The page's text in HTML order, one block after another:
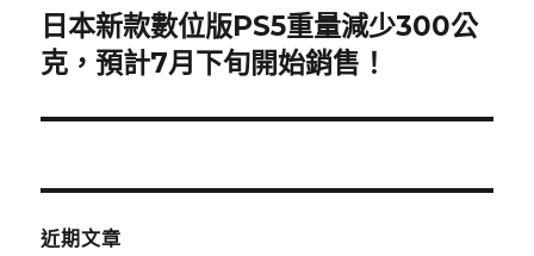
下
一
文
日本新款數位版PS5重量減少300公
克，預計7月下旬開始銷售！
近期文章